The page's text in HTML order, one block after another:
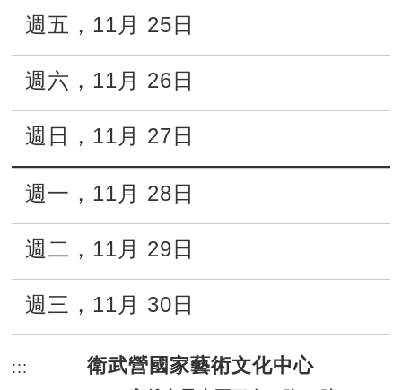
週五 ， 11月 25日
週六 ， 11月 26日
週日 ， 11月 27日
週一 ， 11月 28日
週二 ， 11月 29日
週三 ， 11月 30日
::: 頁尾網站資訊。
衛武營國家藝術文化中心